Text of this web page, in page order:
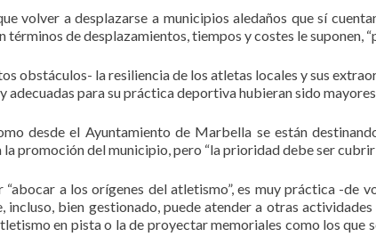
volver a desplazarse a municipios aledaños que sí
términos de desplazamientos, tiempos y costes le suponen,
obstáculos- la resiliencia de los atletas locales y sus
adecuadas para su práctica deportiva hubieran sido
desde el Ayuntamiento de Marbella se están
promoción del municipio, pero “la prioridad debe ser
“abocar a los orígenes del atletismo”, es muy práctica -
incluso, bien gestionado, puede atender a otras
en pista o la de proyectar memoriales como los que